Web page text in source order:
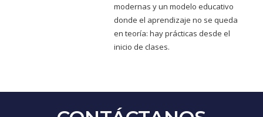
modernas y un modelo educativo
donde el aprendizaje no se queda
en teoría: hay prácticas desde el
inicio de clases.